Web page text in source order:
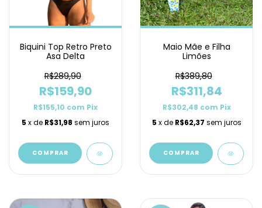
Biquini Top Retro Preto
Asa Delta
R$289,90
R$159,90
R$155,10 com Pix
5 x de R$31,98 sem juros
COMPRAR
Maio Mãe e Filha
Limões
R$389,80
R$311,84
R$302,48 com Pix
5 x de R$62,37 sem juros
COMPRAR